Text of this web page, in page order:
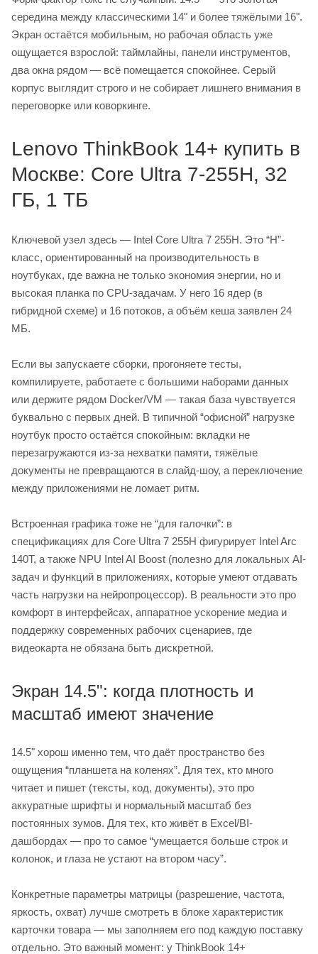
середина между классическими 14" и более тяжёлыми 16".
Экран остаётся мобильным, но рабочая область уже
ощущается взрослой: таймлайны, панели инструментов,
два окна рядом — всё помещается спокойнее. Серый
корпус выглядит строго и не собирает лишнего внимания в
переговорке или коворкинге.
Lenovo ThinkBook 14+ купить в
Москве: Core Ultra 7-255H, 32
ГБ, 1 ТБ
Ключевой узел здесь — Intel Core Ultra 7 255H. Это “H”-
класс, ориентированный на производительность в
ноутбуках, где важна не только экономия энергии, но и
высокая планка по CPU-задачам. У него 16 ядер (в
гибридной схеме) и 16 потоков, а объём кеша заявлен 24
МБ.
Если вы запускаете сборки, прогоняете тесты,
компилируете, работаете с большими наборами данных
или держите рядом Docker/VM — такая база чувствуется
буквально с первых дней. В типичной “офисной” нагрузке
ноутбук просто остаётся спокойным: вкладки не
перезагружаются из-за нехватки памяти, тяжёлые
документы не превращаются в слайд-шоу, а переключение
между приложениями не ломает ритм.
Встроенная графика тоже не “для галочки”: в
спецификациях для Core Ultra 7 255H фигурирует Intel Arc
140T, а также NPU Intel AI Boost (полезно для локальных AI-
задач и функций в приложениях, которые умеют отдавать
часть нагрузки на нейропроцессор). В реальности это про
комфорт в интерфейсах, аппаратное ускорение медиа и
поддержку современных рабочих сценариев, где
видеокарта не обязана быть дискретной.
Экран 14.5": когда плотность и
масштаб имеют значение
14.5" хорош именно тем, что даёт пространство без
ощущения “планшета на коленях”. Для тех, кто много
читает и пишет (тексты, код, документы), это про
аккуратные шрифты и нормальный масштаб без
постоянных зумов. Для тех, кто живёт в Excel/BI-
дашбордах — про то самое “умещается больше строк и
колонок, и глаза не устают на втором часу”.
Конкретные параметры матрицы (разрешение, частота,
яркость, охват) лучше смотреть в блоке характеристик
карточки товара — мы заполняем его под каждую поставку
отдельно. Это важный момент: у ThinkBook 14+